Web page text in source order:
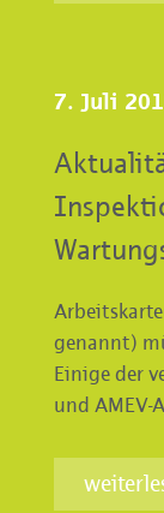
7. Juli
genannt)
Einige der
und